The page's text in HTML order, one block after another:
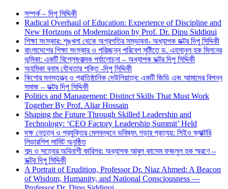
সম্পর্ক – দিপু সিদ্দিকী
Radical Overhaul of Education: Experience of Discipline and
New Horizons of Modernization by Prof. Dr. Dipu Siddiqui
শিক্ষা সংস্কার: শৃঙ্খলা থেকে অগ্রগতির সম্ভাবনা- অধ্যাপক ডক্টর দিপু সিদ্দিকী
বাংলাদেশের শিক্ষা সংস্কার ও পরিচ্ছন্ন পরিবেশ সৃষ্টিতে ড. এহসানুল হক মিলনের
ভূমিকা: একটি বিশ্লেষণাত্মক পর্যালোচনা – অধ্যাপক ডক্টর দিপু সিদ্দিকী
অহমিকা বনাম যৌথতার শক্তি -দিপু সিদ্দিকী
কিশোর মনস্তত্ত্ব ও প্রাতিষ্ঠানিক দেউলিয়াত্ব: একটি জিডি এবং আমাদের বিপন্ন
সমাজ – ডক্টর দিপু সিদ্দিকী
Politics and Management: Distinct Skills That Must Work
Together By Prof. Aliar Hossain
Shaping the Future Through Skilled Leadership and
Technology: ‘CEO Factory Leadership Summit’ Held
দক্ষ নেতৃত্ব ও প্রযুক্তির মেলবন্ধনে ভবিষ্যৎ গড়ার প্রত্যয়: সিইও ফ্যাক্টরি
লিডারশিপ সামিট অনুষ্ঠিত
শব্দ ও সত্যের অবিনাশী কারিগর: অধ্যাপক আবুল কাসেম ফজলুল হক স্মরণে –
ডক্টর দিপু সিদ্দিকী
A Portrait of Erudition, Professor Dr. Niaz Ahmed: A Beacon
of Wisdom, Humanity, and National Consciousness —